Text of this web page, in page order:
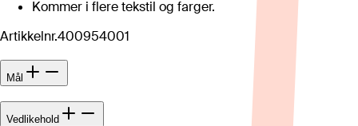
Kommer i flere tekstil og farger.
Artikkelnr.400954001
Mål
Vedlikehold